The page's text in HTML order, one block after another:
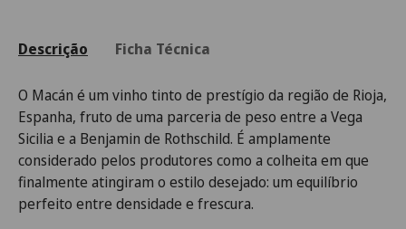
Descrição Ficha Técnica
O Macán é um vinho tinto de prestígio da região de Rioja,
Espanha, fruto de uma parceria de peso entre a Vega
Sicilia e a Benjamin de Rothschild. É amplamente
considerado pelos produtores como a colheita em que
finalmente atingiram o estilo desejado: um equilíbrio
perfeito entre densidade e frescura.